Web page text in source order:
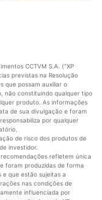
CCTVM S.A. (“XP
previstas na Resolução
que possam auxiliar o
não constituindo qualquer tipo
produto. As informações
de sua divulgação e foram
por qualquer
de risco dos produtos de
investidor.
refletem única
foram produzidas de forma
e que estão sujeitas a
nas condições de
influenciada por